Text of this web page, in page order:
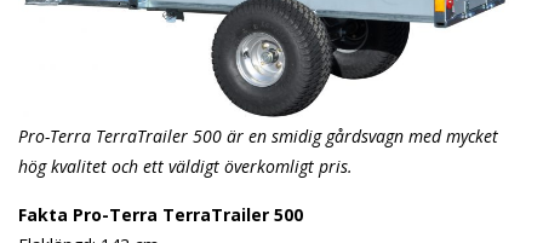
Pro-Terra TerraTrailer 500 är en smidig gårdsvagn med mycket
hög kvalitet och ett väldigt överkomligt pris.
Fakta Pro-Terra TerraTrailer 500